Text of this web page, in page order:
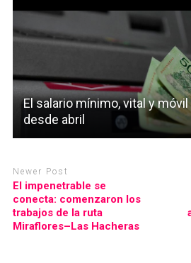
El salario mínimo, vital y
desde abril
Newer Post
El impenetrable se
conecta: comenzaron los
trabajos de la ruta
Miraflores–Las Hacheras